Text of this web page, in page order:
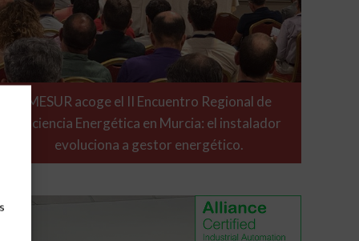
MESUR acoge el II Encuentro Regional de
Eficiencia Energética en Murcia: el instalador
evoluciona a gestor energético.